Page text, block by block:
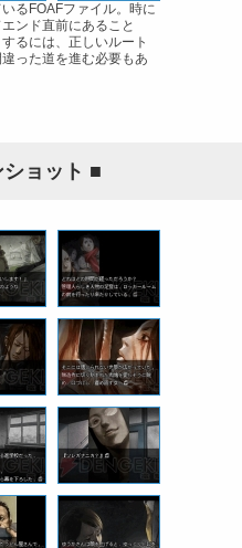
るFOAFファイル。時に
ンド直前にあること
るには、正しいルート
った道を進む必要もあ
ョット ■